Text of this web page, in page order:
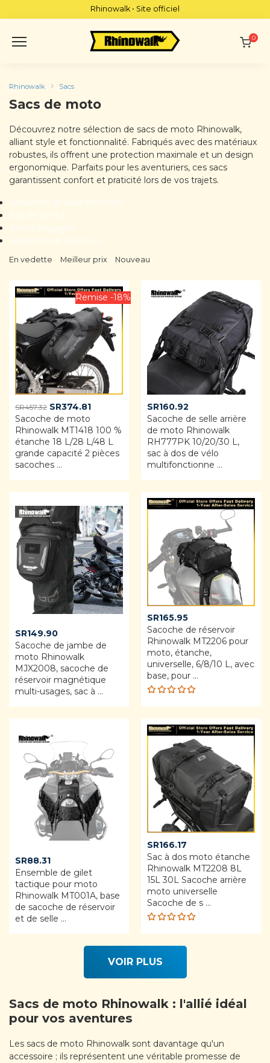
to
Rhinowalk • Site officiel
0
Rhinowalk Sacs
Sacs de moto
Découvrez notre sélection de sacs de moto Rhinowalk,
alliant style et fonctionnalité. Fabriqués avec des matériaux
robustes, ils offrent une protection maximale et un design
ergonomique. Parfaits pour les aventuriers, ces sacs
garantissent confort et praticité lors de vos trajets.
Sacoches de selle de moto
Sac de jambe
Sacs à bagages
Sacoches de réservoir
En vedette Meilleur prix Nouveau
Remise -18%
SR457.32 Original
price
was:
SR457.32.
SR374.81Current
is:
SR374.81.
Sacoche de moto
Rhinowalk MT1418 100 %
étanche 18 L/28 L/48 L
grande capacité 2 pièces
sacoches ...
SR160.92
Sacoche de selle arrière
de moto Rhinowalk
RH777PK 10/20/30 L,
sac à dos de vélo
multifonctionne ...
SR149.90
Sacoche de jambe de
moto Rhinowalk
MJX2008, sacoche de
réservoir magnétique
multi-usages, sac à ...
SR165.95
Sacoche de réservoir
Rhinowalk MT2206 pour
moto, étanche,
universelle, 6/8/10 L, avec
base, pour ...
Rated
5.00out
of 5
SR88.31
Ensemble de gilet
tactique pour moto
Rhinowalk MT001A, base
de sacoche de réservoir
et de selle ...
SR166.17
Sac à dos moto étanche
Rhinowalk MT2208 8L
15L 30L Sacoche arrière
moto universelle
Sacoche de s ...
Rated
5.00out
VOIR PLUS
Sacs de moto Rhinowalk : l'allié idéal
pour vos aventures
Les sacs de moto Rhinowalk sont davantage qu'un
accessoire ; ils représentent une véritable promesse de